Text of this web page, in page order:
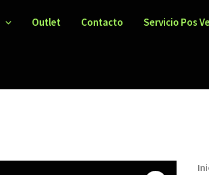
Outlet Contacto Servicio Pos